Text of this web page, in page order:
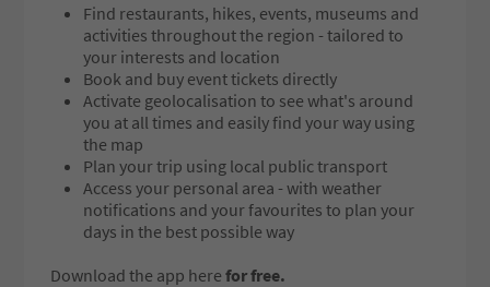
Find restaurants, hikes, events, museums and
activities throughout the region - tailored to
your interests and location
Book and buy event tickets directly
Activate geolocalisation to see what's around
you at all times and easily find your way using
the map
Plan your trip using local public transport
Access your personal area - with weather
notifications and your favourites to plan your
days in the best possible way
Download the app here for free.